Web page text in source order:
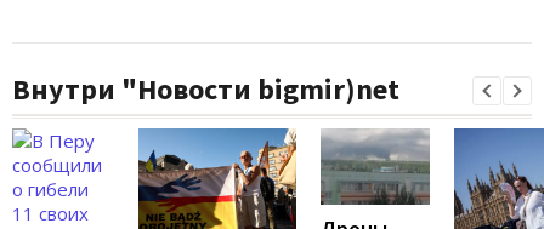
Внутри "Новости bigmir)net